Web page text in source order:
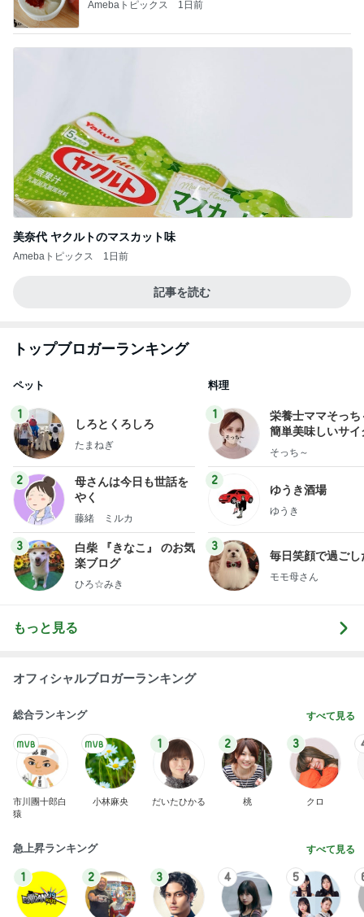
Amebaトピックス 1日前
美奈代 ヤクルトのマスカット味
Amebaトピックス 1日前
記事を読む
トップブロガーランキング
ペット
1
しろとくろしろ
たまねぎ
2
母さんは今日も世話を
やく
藤緒 ミルカ
3
白柴 『きなこ』 のお気
楽ブログ
ひろ☆みき
料理
1
栄養士ママそっち
簡単美味しいサイ
献立
そっち～
2
ゆうき酒場
ゆうき
3
毎日笑顔で過ごし
モモ母さん
もっと見る
オフィシャルブロガーランキング
総合ランキング すべて見る
市川團十郎白
猿
小林麻央
1
だいたひかる
2
桃
3
クロ
急上昇ランキング すべて見る
1 2 3 4 5